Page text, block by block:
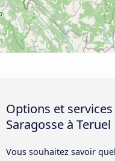
Options et
Saragosse à Teruel
Vous souhaitez savoir